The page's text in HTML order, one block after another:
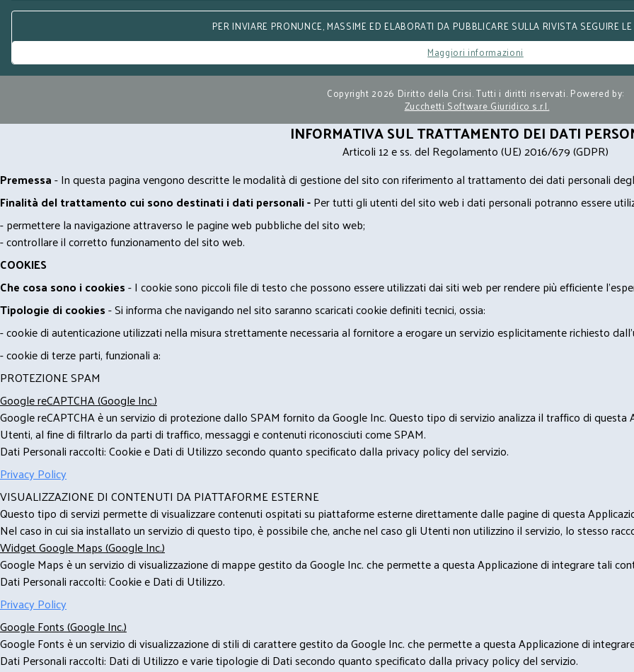
PER INVIARE PRONUNCE, MASSIME ED ELABORATI DA PUBBLICARE SULLA RIVISTA SEGUIRE
Maggiori informazioni
Copyright 2026 Diritto della Crisi. Tutti i diritti riservati. Powered by:
Zucchetti Software Giuridico s.r.l.
INFORMATIVA SUL TRATTAMENTO DEI DATI
Articoli 12 e ss. del Regolamento (UE) 2016/679 (GDPR)
Premessa- In questa pagina vengono descritte le modalità di gestione del sito con riferimento al trattamento dei dati personali
Finalità del trattamento cui sono destinati i dati personali -Per tutti gli utenti del sito web i dati personali potranno essere
- permettere la navigazione attraverso le pagine web pubbliche del sito web;
- controllare il corretto funzionamento del sito web.
COOKIES
Che cosa sono i cookies- I cookie sono piccoli file di testo che possono essere utilizzati dai siti web per rendere più efficiente
Tipologie di cookies- Si informa che navigando nel sito saranno scaricati cookie definiti tecnici, ossia:
- cookie di autenticazione utilizzati nella misura strettamente necessaria al fornitore a erogare un servizio esplicitamente richiesto
- cookie di terze parti, funzionali a:
PROTEZIONE SPAM
Google reCAPTCHA (Google Inc.)
Google reCAPTCHA è un servizio di protezione dallo SPAM fornito da Google Inc. Questo tipo di servizio analizza il traffico di
Utenti, al fine di filtrarlo da parti di traffico, messaggi e contenuti riconosciuti come SPAM.
Dati Personali raccolti: Cookie e Dati di Utilizzo secondo quanto specificato dalla privacy policy del servizio.
Privacy Policy
VISUALIZZAZIONE DI CONTENUTI DA PIATTAFORME ESTERNE
Questo tipo di servizi permette di visualizzare contenuti ospitati su piattaforme esterne direttamente dalle pagine di questa
Nel caso in cui sia installato un servizio di questo tipo, è possibile che, anche nel caso gli Utenti non utilizzino il servizio, lo stesso
Widget Google Maps (Google Inc.)
Google Maps è un servizio di visualizzazione di mappe gestito da Google Inc. che permette a questa Applicazione di integrare tali
Dati Personali raccolti: Cookie e Dati di Utilizzo.
Privacy Policy
Google Fonts (Google Inc.)
Google Fonts è un servizio di visualizzazione di stili di carattere gestito da Google Inc. che permette a questa Applicazione di
Dati Personali raccolti: Dati di Utilizzo e varie tipologie di Dati secondo quanto specificato dalla privacy policy del servizio.